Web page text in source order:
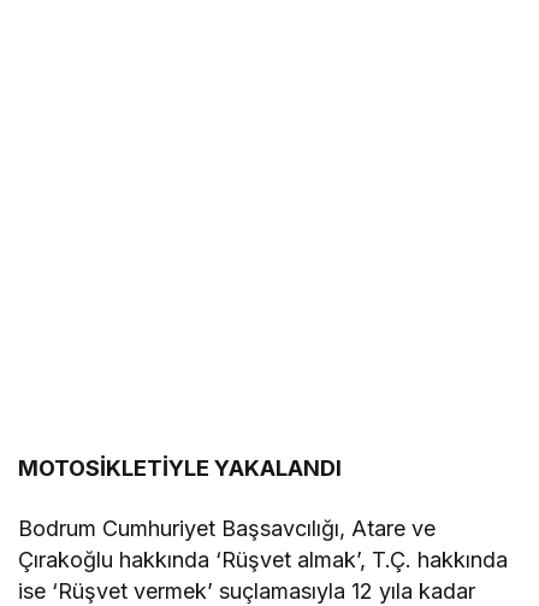
MOTOSİKLETİYLE YAKALANDI
Bodrum Cumhuriyet Başsavcılığı, Atare ve
Çırakoğlu hakkında ‘Rüşvet almak’, T.Ç. hakkında
ise ‘Rüşvet vermek’ suçlamasıyla 12 yıla kadar